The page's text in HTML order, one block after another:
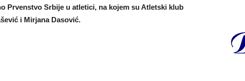
Prvenstvo Srbije u atletici, na kojem su Atletski klub
i Mirjana Dasović.